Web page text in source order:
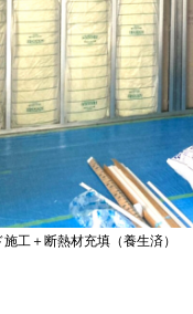
工＋断熱材充填（養生済）